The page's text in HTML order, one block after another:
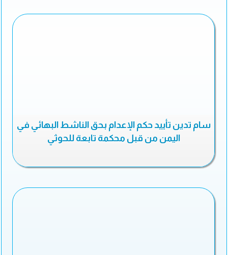
سام تدين تأييد حكم الإعدام بحق الناشط البهائي في
اليمن من قبل محكمة تابعة للحوثي